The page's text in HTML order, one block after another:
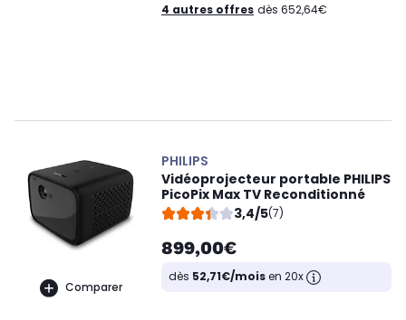
4 autres offres dès 652,64€
Comparer
PHILIPS
Vidéoprojecteur portable PHILIPS
PicoPix Max TV Reconditionné
3,4/5(7)
899,00€
dès 52,71€/moisen 20x